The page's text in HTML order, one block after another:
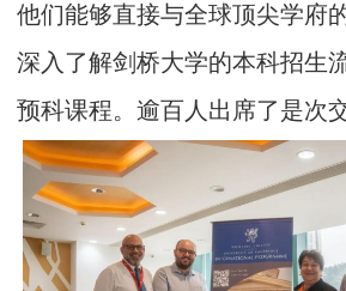
他们能够直接与全球顶尖学府
深入了解剑桥大学的本科招生
预科课程。逾百人出席了是次